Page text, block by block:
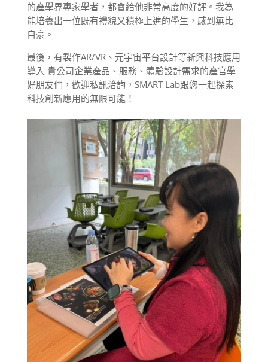
的產學界專家學者，都會給他非常高度的好評。我為
能培養出一位既有禮貌又積極上進的學生，感到無比
自豪。
最後，有製作AR/VR、元宇宙平台設計等新興科技應用
導入 貴公司企業產品、服務、體驗設計需求的產官學
好朋友們，歡迎私訊洽詢，SMART Lab跟您一起探索
科技創新應用的無限可能！